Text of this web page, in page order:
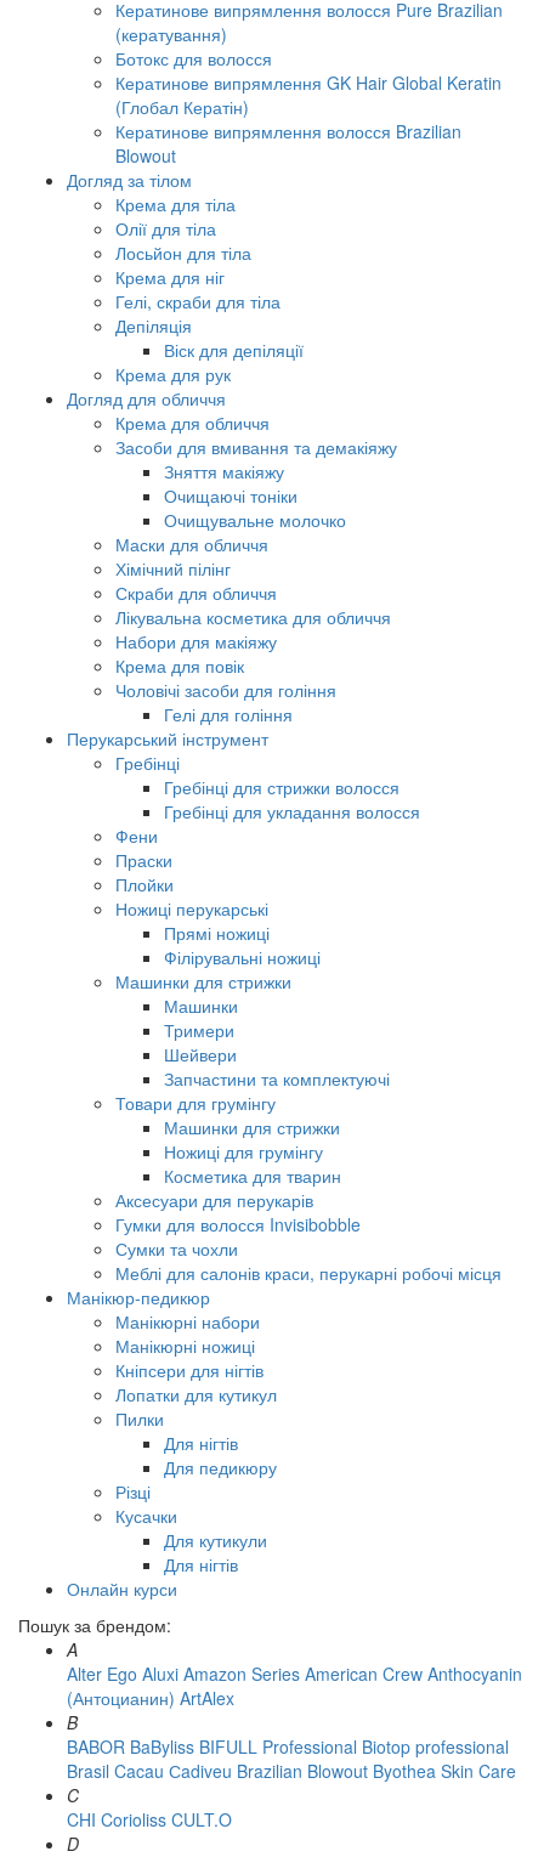
Кератинове випрямлення волосся Pure Brazilian
(кератування)
Ботокс для волосся
Кератинове випрямлення GK Hair Global Keratin
(Глобал Кератін)
Кератинове випрямлення волосся Brazilian
Blowout
Догляд за тілом
Крема для тіла
Олії для тіла
Лосьйон для тіла
Крема для ніг
Гелі, скраби для тіла
Депіляція
Віск для депіляції
Крема для рук
Догляд для обличчя
Крема для обличчя
Засоби для вмивання та демакіяжу
Зняття макіяжу
Очищаючі тоніки
Очищувальне молочко
Маски для обличчя
Хімічний пілінг
Скраби для обличчя
Лікувальна косметика для обличчя
Набори для макіяжу
Крема для повік
Чоловічі засоби для гоління
Гелі для гоління
Перукарський інструмент
Гребінці
Гребінці для стрижки волосся
Гребінці для укладання волосся
Фени
Праски
Плойки
Ножиці перукарські
Прямі ножиці
Філірувальні ножиці
Машинки для стрижки
Машинки
Тримери
Шейвери
Запчастини та комплектуючі
Товари для грумінгу
Машинки для стрижки
Ножиці для грумінгу
Косметика для тварин
Аксесуари для перукарів
Гумки для волосся Invisibobble
Сумки та чохли
Меблі для салонів краси, перукарні робочі місця
Манікюр-педикюр
Манікюрні набори
Манікюрні ножиці
Кніпсери для нігтів
Лопатки для кутикул
Пилки
Для нігтів
Для педикюру
Різці
Кусачки
Для кутикули
Для нігтів
Онлайн курси
Пошук за брендом:
A
Alter Ego Aluxi Amazon Series American Crew Anthocyanin
(Антоцианин) ArtAlex
B
BABOR BaByliss BIFULL Professional Biotop professional
Brasil Cacau Сadiveu Brazilian Blowout Byothea Skin Care
C
CHI Corioliss CULT.O
D